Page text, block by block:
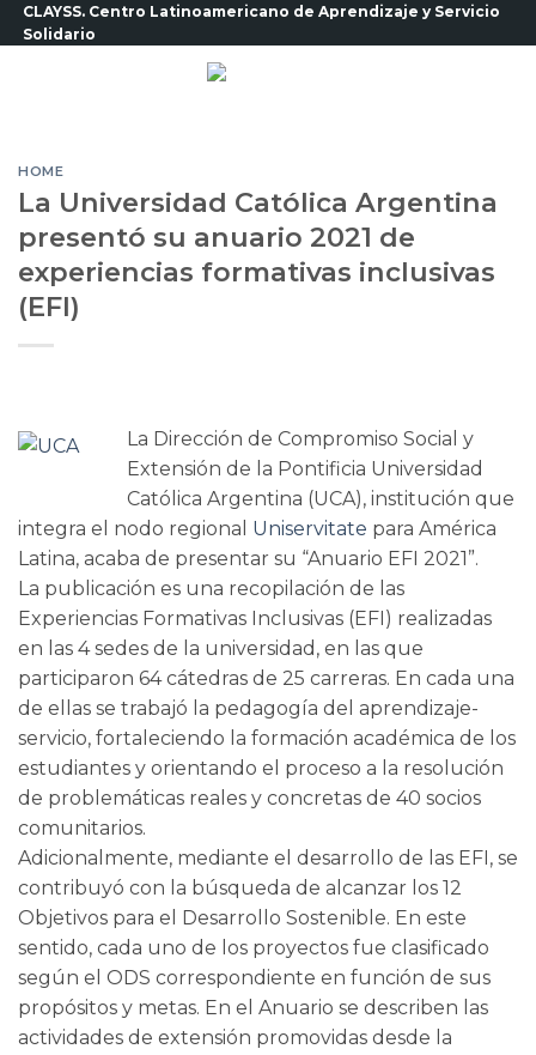
Saltar
al
CLAYSS. Centro Latinoamericano de Aprendizaje y Servicio
Solidario
HOME
La Universidad Católica Argentina
presentó su anuario 2021 de
experiencias formativas inclusivas
(EFI)
La Dirección de Compromiso Social y
Extensión de la Pontificia Universidad
Católica Argentina (UCA), institución que
integra el nodo regional Uniservitate para América
Latina, acaba de presentar su “Anuario EFI 2021”.
La publicación es una recopilación de las
Experiencias Formativas Inclusivas (EFI) realizadas
en las 4 sedes de la universidad, en las que
participaron 64 cátedras de 25 carreras. En cada una
de ellas se trabajó la pedagogía del aprendizaje-
servicio, fortaleciendo la formación académica de los
estudiantes y orientando el proceso a la resolución
de problemáticas reales y concretas de 40 socios
comunitarios.
Adicionalmente, mediante el desarrollo de las EFI, se
contribuyó con la búsqueda de alcanzar los 12
Objetivos para el Desarrollo Sostenible. En este
sentido, cada uno de los proyectos fue clasificado
según el ODS correspondiente en función de sus
propósitos y metas. En el Anuario se describen las
actividades de extensión promovidas desde la